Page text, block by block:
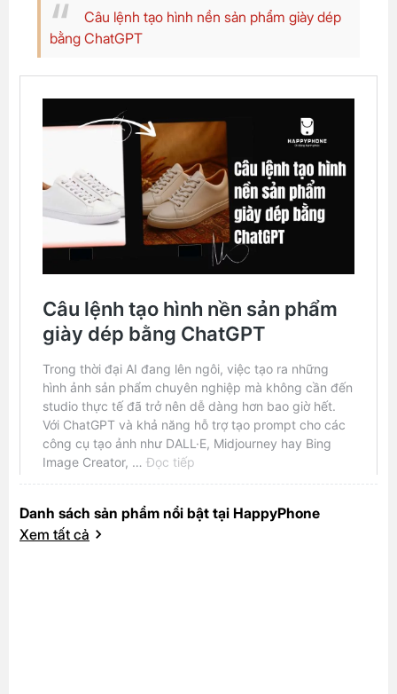
Câu lệnh tạo hình nền sản phẩm giày dép
bằng ChatGPT
Danh sách sản phẩm nổi bật tại HappyPhone
Xem tất cả